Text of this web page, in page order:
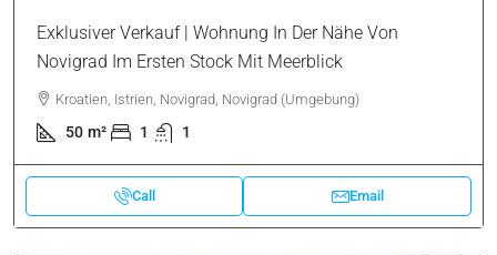
Exklusiver Verkauf | Wohnung In Der Nähe Von
Novigrad Im Ersten Stock Mit Meerblick
Kroatien, Istrien, Novigrad, Novigrad (Umgebung)
50 m² 1 1
Call Email